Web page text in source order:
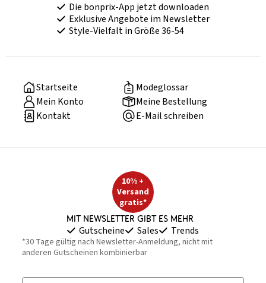
Die bonprix-App jetzt downloaden
Exklusive Angebote im Newsletter
Style-Vielfalt in Größe 36-54
Startseite
Modeglossar
Mein Konto
Meine Bestellung
Kontakt
E-Mail schreiben
10% +
Versand
gratis*
Mit Newsletter gibt es mehr
Gutscheine Sales Trends
*30 Tage gültig nach Newsletter-Anmeldung, nicht mit
anderen Gutscheinen kombinierbar